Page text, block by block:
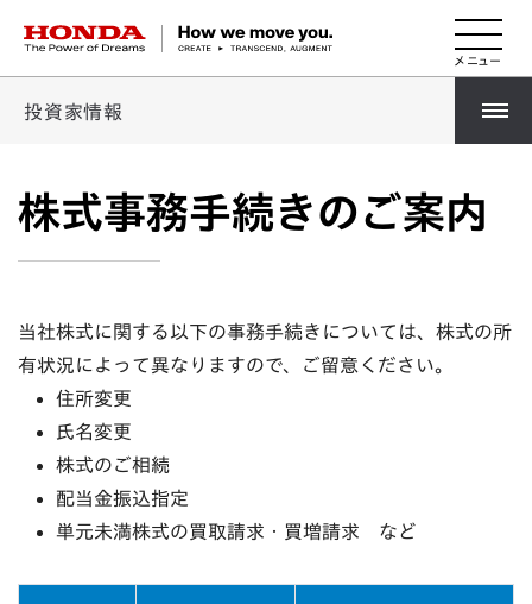
投資家情報
HONDA The Power of Dreams
株式事務手続きのご案内
当社株式に関する以下の事務手続きについては、株式の所
有状況によって異なりますので、ご留意ください。
住所変更
氏名変更
株式のご相続
配当金振込指定
単元未満株式の買取請求・買増請求 など